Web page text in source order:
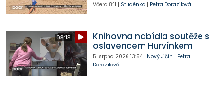
Včera 8:11 | Studénka | Petra Dorazilová
03:13
Knihovna nabídla soutěže s
oslavencem Hurvínkem
5. srpna 2026 13:54| Nový Jičín | Petra
Dorazilová